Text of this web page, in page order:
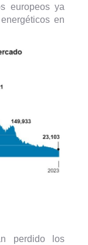
europeos ya
en
perdido los